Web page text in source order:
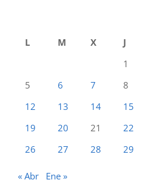
L
M X J
1
5
6 7 8
12
13 14 15
19
20 21 22
26
27 28 29
« Abr Ene »